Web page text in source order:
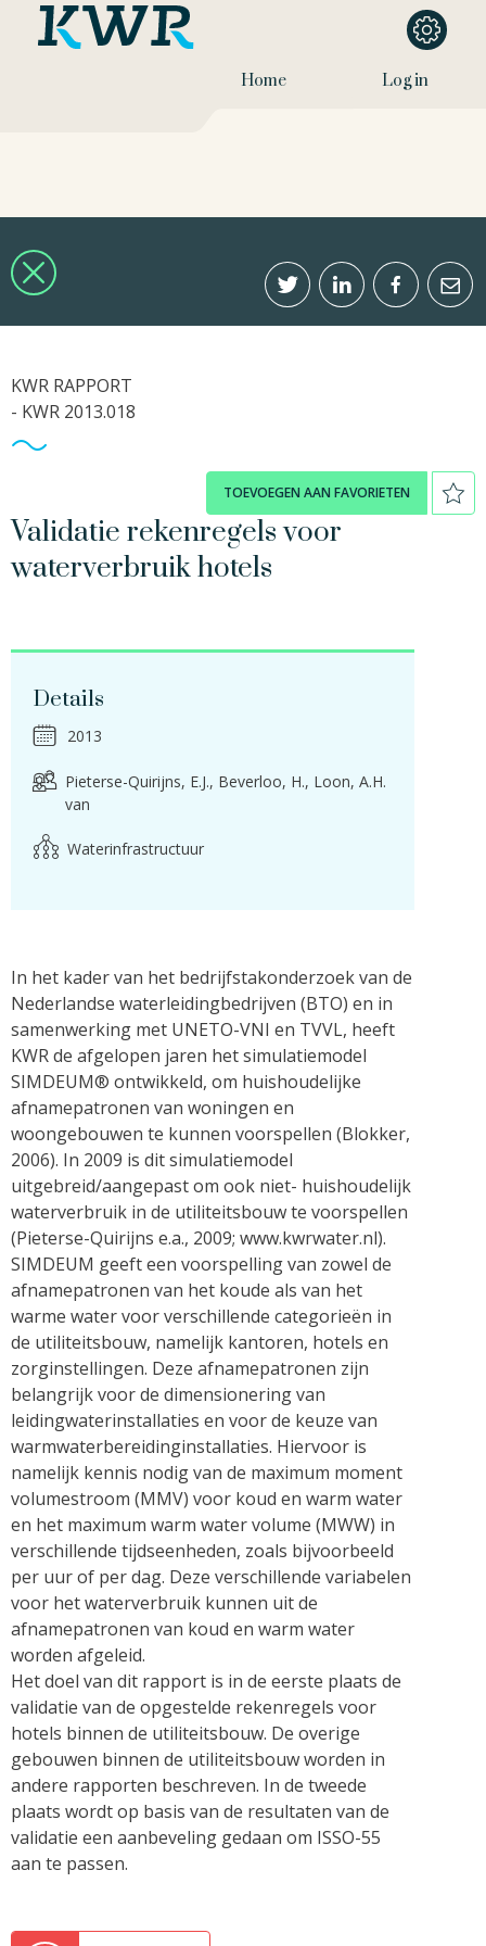
Home Log in
KWR RAPPORT
- KWR 2013.018
TOEVOEGEN AAN FAVORIETEN
Validatie rekenregels voor
waterverbruik hotels
Details
2013
Pieterse-Quirijns, E.J. Beverloo, H. Loon, A.H.
van
Waterinfrastructuur
In het kader van het bedrijfstakonderzoek van de
Nederlandse waterleidingbedrijven (BTO) en in
samenwerking met UNETO-VNI en TVVL, heeft
KWR de afgelopen jaren het simulatiemodel
SIMDEUM® ontwikkeld, om huishoudelijke
afnamepatronen van woningen en
woongebouwen te kunnen voorspellen (Blokker,
2006). In 2009 is dit simulatiemodel
uitgebreid/aangepast om ook niet- huishoudelijk
waterverbruik in de utiliteitsbouw te voorspellen
(Pieterse-Quirijns e.a., 2009; www.kwrwater.nl).
SIMDEUM geeft een voorspelling van zowel de
afnamepatronen van het koude als van het
warme water voor verschillende categorieën in
de utiliteitsbouw, namelijk kantoren, hotels en
zorginstellingen. Deze afnamepatronen zijn
belangrijk voor de dimensionering van
leidingwaterinstallaties en voor de keuze van
warmwaterbereidinginstallaties. Hiervoor is
namelijk kennis nodig van de maximum moment
volumestroom (MMV) voor koud en warm water
en het maximum warm water volume (MWW) in
verschillende tijdseenheden, zoals bijvoorbeeld
per uur of per dag. Deze verschillende variabelen
voor het waterverbruik kunnen uit de
afnamepatronen van koud en warm water
worden afgeleid.
Het doel van dit rapport is in de eerste plaats de
validatie van de opgestelde rekenregels voor
hotels binnen de utiliteitsbouw. De overige
gebouwen binnen de utiliteitsbouw worden in
andere rapporten beschreven. In de tweede
plaats wordt op basis van de resultaten van de
validatie een aanbeveling gedaan om ISSO-55
aan te passen.